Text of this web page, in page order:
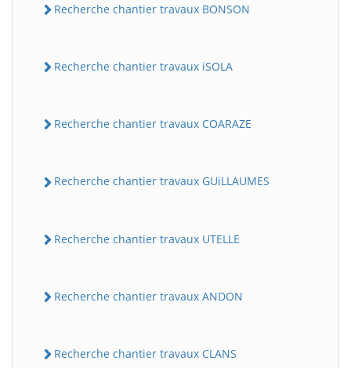
Recherche chantier travaux BONSON
Recherche chantier travaux iSOLA
Recherche chantier travaux COARAZE
Recherche chantier travaux GUiLLAUMES
Recherche chantier travaux UTELLE
Recherche chantier travaux ANDON
Recherche chantier travaux CLANS